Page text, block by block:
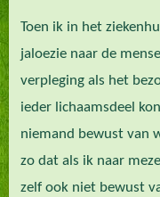
Toen ik in het
jaloezie naar de
verpleging als het
ieder lichaamsdeel
niemand bewust van
zo dat als ik naar
zelf ook niet bewust